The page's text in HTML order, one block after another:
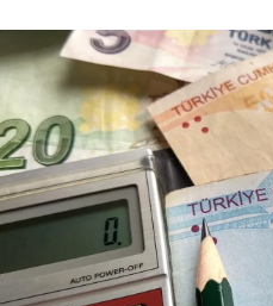
BLOG